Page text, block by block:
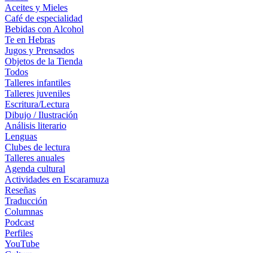
Aceites y Mieles
Café de especialidad
Bebidas con Alcohol
Te en Hebras
Jugos y Prensados
Objetos de la Tienda
Todos
Talleres infantiles
Talleres juveniles
Escritura/Lectura
Dibujo / Ilustración
Análisis literario
Lenguas
Clubes de lectura
Talleres anuales
Agenda cultural
Actividades en Escaramuza
Reseñas
Traducción
Columnas
Podcast
Perfiles
YouTube